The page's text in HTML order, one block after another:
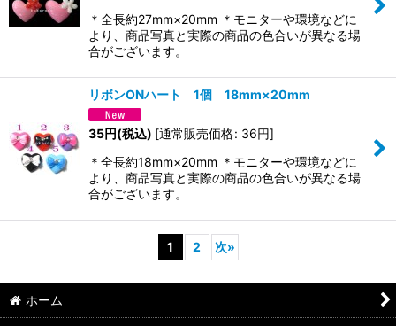
＊全長約27mm×20mm ＊モニターや環境などに
より、商品写真と実際の商品の色合いが異なる場
合がございます。
リボンONハート 1個 18mm×20mm
35円(税込) [通常販売価格: 36円]
＊全長約18mm×20mm ＊モニターや環境などに
より、商品写真と実際の商品の色合いが異なる場
合がございます。
1 2 次»
ホーム